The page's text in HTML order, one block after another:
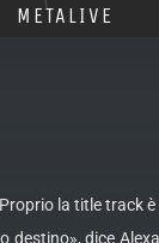
METALIVE
la title track
dice